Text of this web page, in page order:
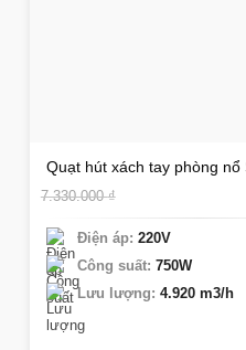
Quạt hút xách tay phòng nổ
7.330.000₫
Điện áp: 220V
Công suất: 750W
Lưu lượng: 4.920 m3/h